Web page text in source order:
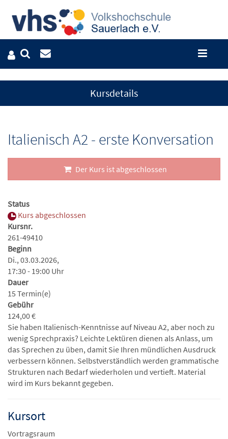
Kursdetails
Italienisch A2 - erste Konversation
Der Kurs ist abgeschlossen
Status
Kurs abgeschlossen
Kursnr.
261-49410
Beginn
Di., 03.03.2026,
17:30 - 19:00 Uhr
Dauer
15 Termin(e)
Gebühr
124,00 €
Sie haben Italienisch-Kenntnisse auf Niveau A2, aber noch zu
wenig Sprechpraxis? Leichte Lektüren dienen als Anlass, um
das Sprechen zu üben, damit Sie Ihren mündlichen Ausdruck
verbessern können. Selbstverständlich werden grammatische
Strukturen nach Bedarf wiederholen und vertieft. Material
wird im Kurs bekannt gegeben.
Kursort
Vortragsraum